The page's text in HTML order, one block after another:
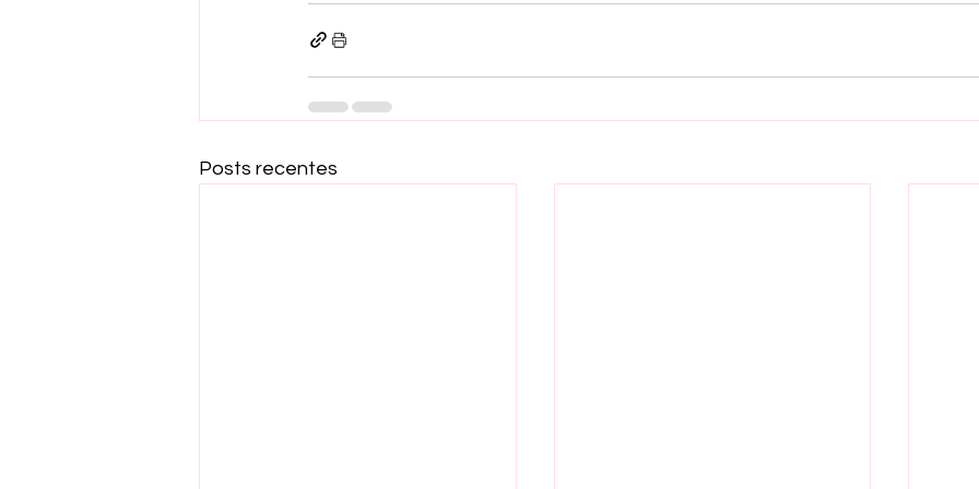
Posts recentes